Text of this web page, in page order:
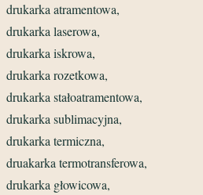
drukarka atramentowa,
drukarka laserowa,
drukarka iskrowa,
drukarka rozetkowa,
drukarka stałoatramentowa,
drukarka sublimacyjna,
drukarka termiczna,
druakarka termotransferowa,
drukarka głowicowa,